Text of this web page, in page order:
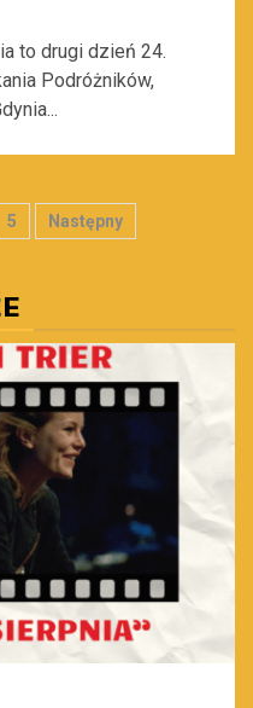
to drugi dzień 24.
Podróżników,
5 Następny